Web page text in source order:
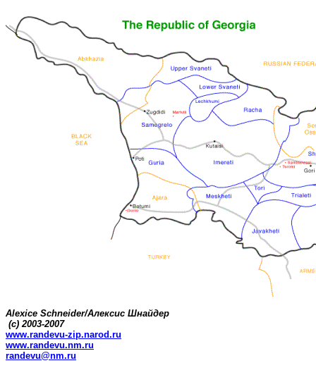
Alexice Schneider/Алексис Шнайдер
(c) 2003-2007
www.randevu-zip.narod.ru
www.randevu.nm.ru
randevu@nm.ru